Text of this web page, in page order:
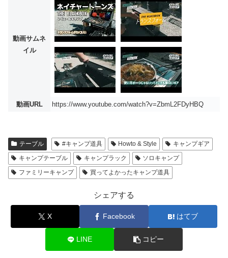
動画サムネ
イル
動画URL https://www.youtube.com/watch?v=ZbmL2FDyHBQ
テーブル #キャンプ道具 Howto & Style
キャンプギア
キャンプテーブル
キャンプラック
ソロキャンプ
ファミリーキャンプ
買ってよかったキャンプ道具
シェアする
X Facebook はてブ
LINE コピー